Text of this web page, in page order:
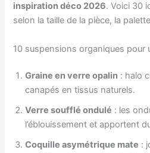
inspiration déco 2026. Voici 30
selon la taille de la pièce, la
10 suspensions organiques pour
Graine en verre opalin : halo
canapés en tissus naturels.
Verre soufflé ondulé : les
l’éblouissement et apportent
Coquille asymétrique mate :